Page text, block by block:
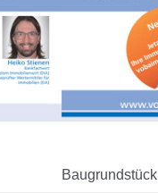
Baugrundstück